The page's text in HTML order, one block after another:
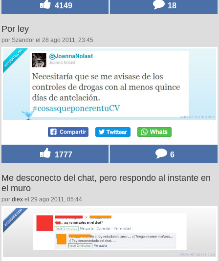
4149 18
Por ley
por Szandor el 28 ago 2011, 23:45
1777 6
Me desconecto del chat, pero respondo al instante en
el muro
por diex el 29 ago 2011, 05:44